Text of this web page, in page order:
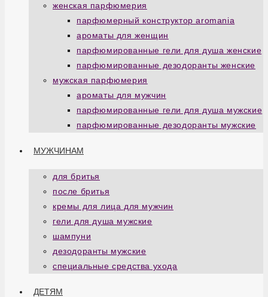
женская парфюмерия
парфюмерный конструктор aromania
ароматы для женщин
парфюмированные гели для душа женские
парфюмированные дезодоранты женские
мужская парфюмерия
ароматы для мужчин
парфюмированные гели для душа мужские
парфюмированные дезодоранты мужские
МУЖЧИНАМ
для бритья
после бритья
кремы для лица для мужчин
гели для душа мужские
шампуни
дезодоранты мужские
специальные средства ухода
ДЕТЯМ